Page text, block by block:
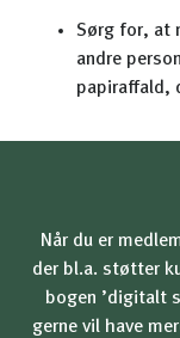
Sørg for, at
andre
papiraffald,
Når du er
der bl.a. støtter
bogen ’digitalt
gerne vil have